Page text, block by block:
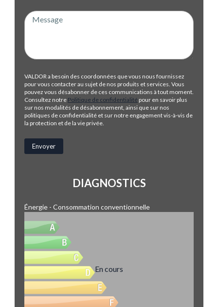
VALDOR a besoin des coordonnées que vous nous fournissez
pour vous contacter au sujet de nos produits et services. Vous
pouvez vous désabonner de ces communications à tout moment.
Consultez notre Politique de confidentialité pour en savoir plus
sur nos modalités de désabonnement, ainsi que sur nos
politiques de confidentialité et sur notre engagement vis-à-vis de
la protection et de la vie privée.
DIAGNOSTICS
Énergie - Consommation conventionnelle
En cours